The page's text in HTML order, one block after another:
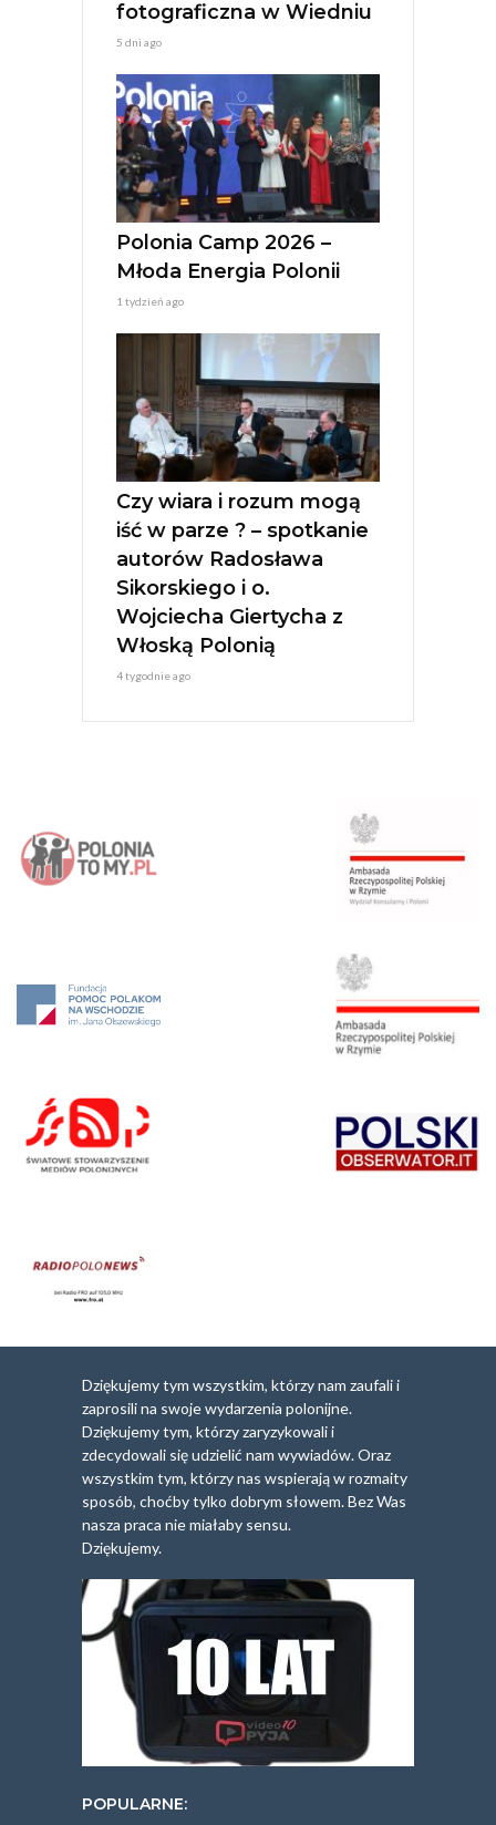
fotograficzna w Wiedniu
5 dni ago
Polonia Camp 2026 –
Młoda Energia Polonii
1 tydzień ago
Czy wiara i rozum mogą
iść w parze ? – spotkanie
autorów Radosława
Sikorskiego i o.
Wojciecha Giertycha z
Włoską Polonią
4 tygodnie ago
Dziękujemy tym wszystkim, którzy nam zaufali i
zaprosili na swoje wydarzenia polonijne.
Dziękujemy tym, którzy zaryzykowali i
zdecydowali się udzielić nam wywiadów. Oraz
wszystkim tym, którzy nas wspierają w rozmaity
sposób, choćby tylko dobrym słowem. Bez Was
nasza praca nie miałaby sensu.
Dziękujemy.
POPULARNE: